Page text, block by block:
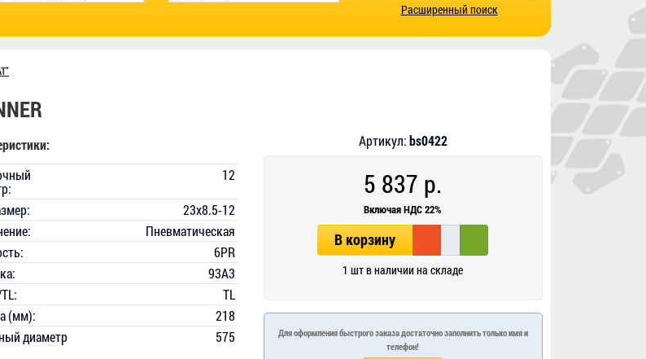
Расширенный поиск
Артикул:bs0422
5 837 р.
Включая НДС 22%
В корзину
1 шт в наличии на складе
Для оформления быстрого заказа достаточно заполнить только имя и
телефон!
12
23x8.5-12
Пневматическая
6PR
93A3
TL
(мм):
218
диаметр
575